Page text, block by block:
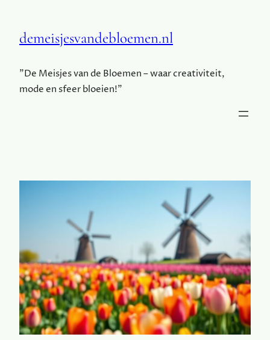
demeisjesvandebloemen.nl
"De Meisjes van de Bloemen – waar creativiteit,
mode en sfeer bloeien!"